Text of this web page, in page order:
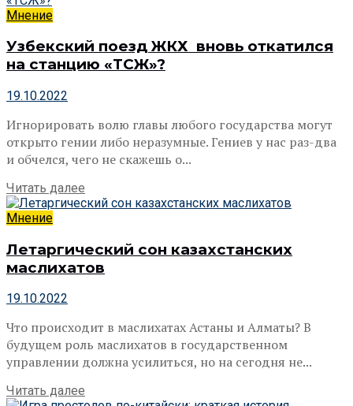
Мнение
Узбекский поезд ЖКХ вновь откатился
на станцию «ТСЖ»?
19.10.2022
Игнорировать волю главы любого государства могут
открыто гении либо неразумные. Гениев у нас раз-два
и обчелся, чего не скажешь о...
Читать далее
Мнение
Летаргический сон казахстанских
маслихатов
19.10.2022
Что происходит в маслихатах Астаны и Алматы? В
будущем роль маслихатов в государственном
управлении должна усилиться, но на сегодня не...
Читать далее